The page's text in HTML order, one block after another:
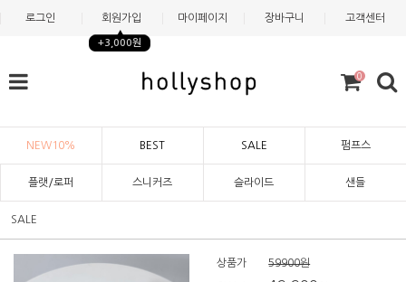
로그인 회원가입
+3,000원
마이페이지 장바구니 고객센터
0
NEW10% BEST SALE 펌프스
플랫/로퍼 스니커즈 슬라이드 샌들
SALE
상품가 59900원